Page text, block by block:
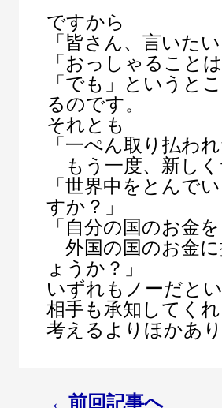
ですから
「皆さん、言いた
「おっしゃること
「でも」というと
るのです。
それとも
「一ぺん取り払わ
もう一度、新し
「世界中をとんで
すか？」
「自分の国のお金を
外国の国のお金
ょうか？」
いずれもノーだと
相手も承知してく
考えるよりほかあ
←前回記事へ